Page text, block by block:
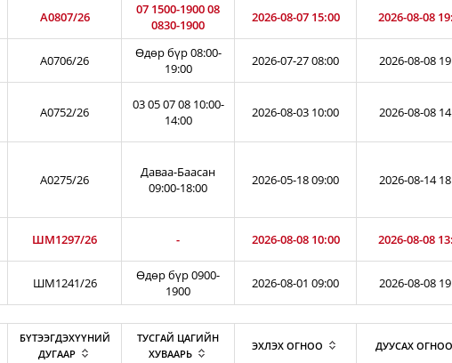
A0807/26
07 1500-1900 08
0830-1900
2026-08-07 15:00 2026-08-08
A0706/26
Өдөр бүр 08:00-
19:00
2026-07-27 08:00 2026-08-08
A0752/26
03 05 07 08 10:00-
14:00
2026-08-03 10:00 2026-08-08
A0275/26
Даваа-Баасан
09:00-18:00
2026-05-18 09:00 2026-08-14
ШМ1297/26 - 2026-08-08 10:00 2026-08-08
ШМ1241/26
Өдөр бүр 0900-
1900
2026-08-01 09:00
2026-08-08
БҮТЭЭГДЭХҮҮНИЙ
ДУГААР
ТУСГАЙ ЦАГИЙН
ХУВААРЬ
ЭХЛЭХ ОГНОО ДУУСАХ ОГНОО